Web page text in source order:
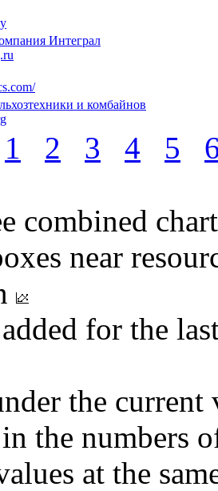
Интеграл
и комбайнов
1 2 3 4 5
combined
near
added for the
the
the numbers
at the